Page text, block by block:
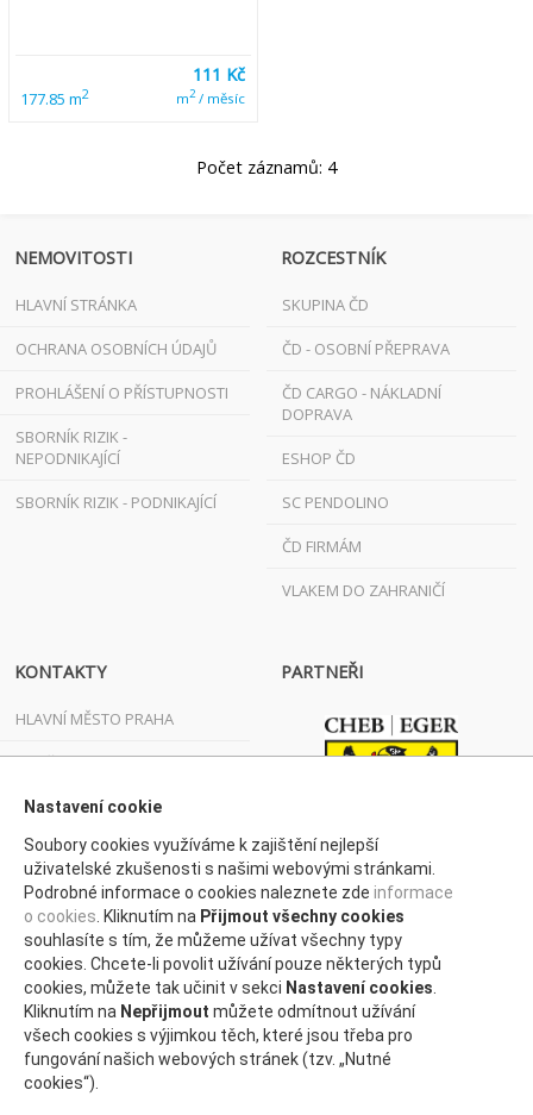
177.85 m2
111 Kč
m2/ měsíc
Počet záznamů: 4
NEMOVITOSTI
HLAVNÍ STRÁNKA
OCHRANA OSOBNÍCH ÚDAJŮ
PROHLÁŠENÍ O PŘÍSTUPNOSTI
SBORNÍK RIZIK -
NEPODNIKAJÍCÍ
SBORNÍK RIZIK - PODNIKAJÍCÍ
ROZCESTNÍK
SKUPINA ČD
ČD - OSOBNÍ PŘEPRAVA
ČD CARGO - NÁKLADNÍ
DOPRAVA
ESHOP ČD
SC PENDOLINO
ČD FIRMÁM
VLAKEM DO ZAHRANIČÍ
KONTAKTY
HLAVNÍ MĚSTO PRAHA
JIHOČESKÝ KRAJ
JIHOMORAVSKÝ KRAJ
KARLOVARSKÝ KRAJ
KRAJ VYSOČINA
KRÁLOVÉHRADECKÝ KRAJ
LIBERECKÝ KRAJ
MORAVSKOSLEZSKÝ KRAJ
OLOMOUCKÝ KRAJ
PARTNEŘI
Nastavení cookie
Soubory cookies využíváme k zajištění nejlepší
uživatelské zkušenosti s našimi webovými stránkami.
Podrobné informace o cookies naleznete zde informace
o cookies . Kliknutím na Přijmout všechny cookies
souhlasíte s tím, že můžeme užívat všechny typy
cookies. Chcete-li povolit užívání pouze některých typů
cookies, můžete tak učinit v sekci Nastavení cookies
Kliknutím na Nepřijmout můžete odmítnout užívání
všech cookies s výjimkou těch, které jsou třeba pro
fungování našich webových stránek (tzv. „Nutné
cookies“).